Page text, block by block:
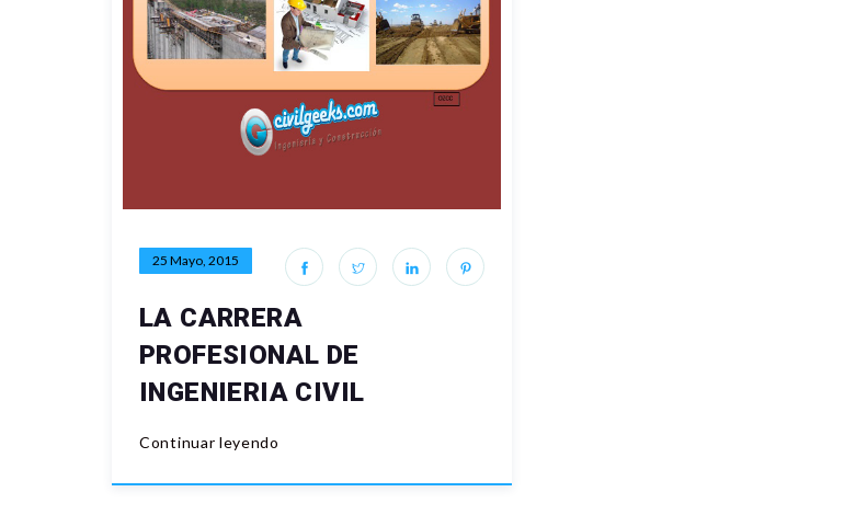
25 Mayo, 2015
LA CARRERA
PROFESIONAL DE
INGENIERIA CIVIL
Continuar leyendo